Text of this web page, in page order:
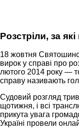
Розстріли, за
18 жовтня
вирок у справі про
лютого 2014 року —
справу називають
Судовий розгляд
щотижня, і всі
прикута увага
Україні провели